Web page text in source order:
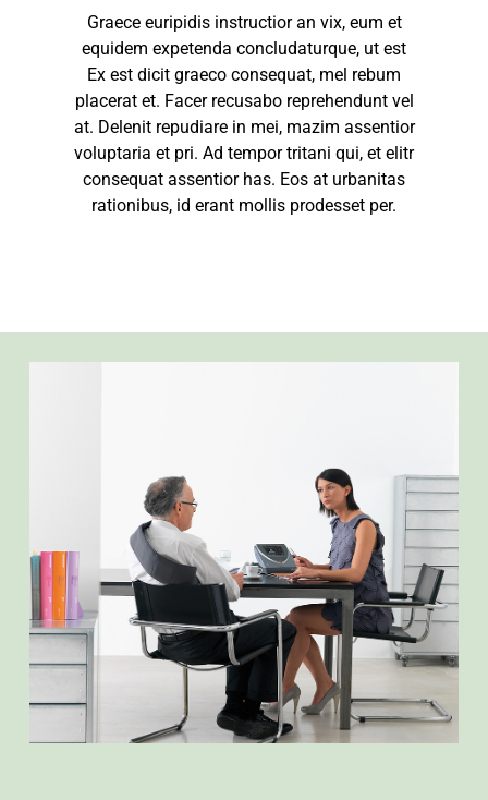
Graece euripidis instructior an vix, eum et
equidem expetenda concludaturque, ut est
Ex est dicit graeco consequat, mel rebum
placerat et. Facer recusabo reprehendunt vel
at. Delenit repudiare in mei, mazim assentior
voluptaria et pri. Ad tempor tritani qui, et elitr
consequat assentior has. Eos at urbanitas
rationibus, id erant mollis prodesset per.